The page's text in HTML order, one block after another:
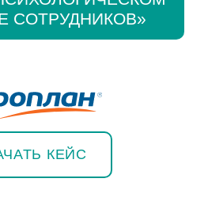
СОТРУДНИКОВ»
КЕЙС